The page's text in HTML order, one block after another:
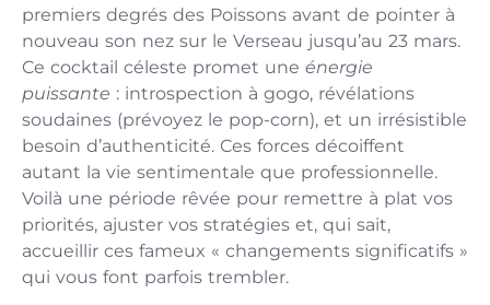
premiers degrés des Poissons avant de pointer à
nouveau son nez sur le Verseau jusqu’au 23 mars.
Ce cocktail céleste promet une énergie
puissante : introspection à gogo, révélations
soudaines (prévoyez le pop-corn), et un irrésistible
besoin d’authenticité. Ces forces décoiffent
autant la vie sentimentale que professionnelle.
Voilà une période rêvée pour remettre à plat vos
priorités, ajuster vos stratégies et, qui sait,
accueillir ces fameux « changements significatifs »
qui vous font parfois trembler.